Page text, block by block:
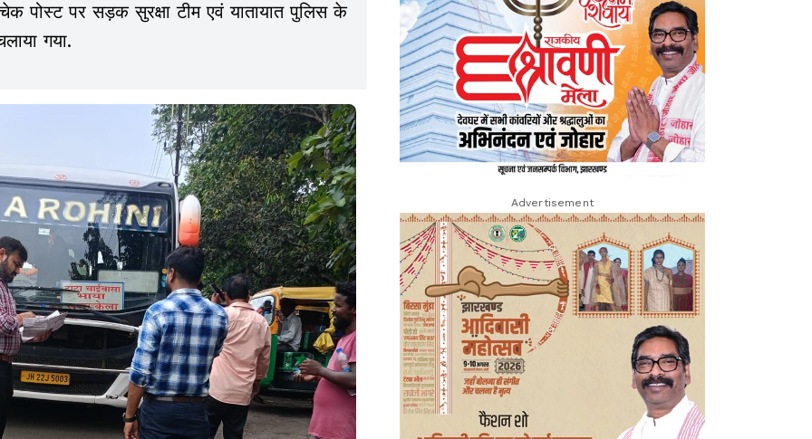
पोस्ट पर सड़क सुरक्षा टीम एवं यातायात पुलिस के
गया.
Advertisement